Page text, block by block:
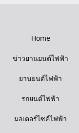
Home
ข่าวยานยนต์ไฟฟ้า
ยานยนต์ไฟฟ้า
รถยนต์ไฟฟ้า
มอเตอร์ไซค์ไฟฟ้า